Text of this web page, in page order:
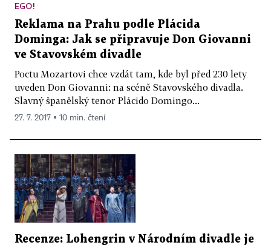
EGO!
Reklama na Prahu podle Plácida
Dominga: Jak se připravuje Don Giovanni
ve Stavovském divadle
Poctu Mozartovi chce vzdát tam, kde byl před 230 lety
uveden Don Giovanni: na scéně Stavovského divadla.
Slavný španělský tenor Plácido Domingo...
27. 7. 2017 ▪ 10 min. čtení
Recenze: Lohengrin v Národním divadle je